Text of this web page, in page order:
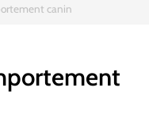
canin